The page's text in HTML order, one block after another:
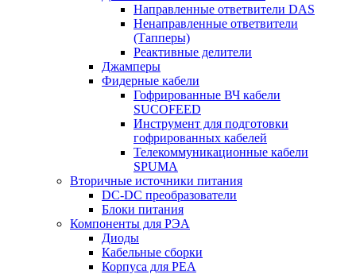
Направленные ответвители DAS
Ненаправленные ответвители
(Тапперы)
Реактивные делители
Джамперы
Фидерные кабели
Гофрированные ВЧ кабели
SUCOFEED
Инструмент для подготовки
гофрированных кабелей
Телекоммуникационные кабели
SPUMA
Вторичные источники питания
DC-DC преобразователи
Блоки питания
Компоненты для РЭА
Диоды
Кабельные сборки
Корпуса для РЕА